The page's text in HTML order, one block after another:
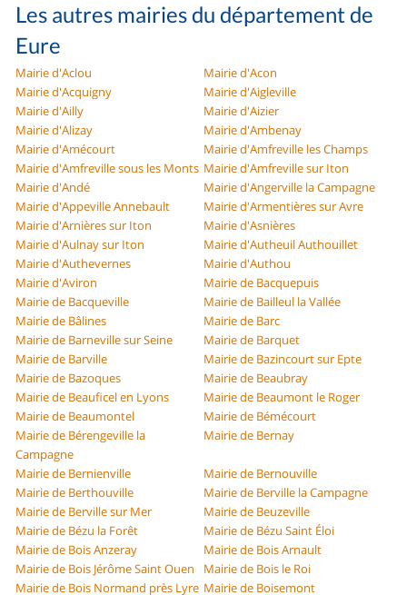
Les autres mairies du département de
Eure
Mairie d'Aclou
Mairie d'Acon
Mairie d'Acquigny
Mairie d'Aigleville
Mairie d'Ailly
Mairie d'Aizier
Mairie d'Alizay
Mairie d'Ambenay
Mairie d'Amécourt
Mairie d'Amfreville les Champs
Mairie d'Amfreville sous les Monts Mairie d'Amfreville sur Iton
Mairie d'Andé
Mairie d'Angerville la Campagne
Mairie d'Appeville Annebault
Mairie d'Armentières sur Avre
Mairie d'Arnières sur Iton
Mairie d'Asnières
Mairie d'Aulnay sur Iton
Mairie d'Autheuil Authouillet
Mairie d'Authevernes
Mairie d'Authou
Mairie d'Aviron
Mairie de Bacquepuis
Mairie de Bacqueville
Mairie de Bailleul la Vallée
Mairie de Bâlines
Mairie de Barc
Mairie de Barneville sur Seine
Mairie de Barquet
Mairie de Barville
Mairie de Bazincourt sur Epte
Mairie de Bazoques
Mairie de Beaubray
Mairie de Beauficel en Lyons
Mairie de Beaumont le Roger
Mairie de Beaumontel
Mairie de Bémécourt
Mairie de Bérengeville la
Campagne
Mairie de Bernay
Mairie de Bernienville
Mairie de Bernouville
Mairie de Berthouville
Mairie de Berville la Campagne
Mairie de Berville sur Mer
Mairie de Beuzeville
Mairie de Bézu la Forêt
Mairie de Bézu Saint Éloi
Mairie de Bois Anzeray
Mairie de Bois Arnault
Mairie de Bois Jérôme Saint Ouen
Mairie de Bois le Roi
Mairie de Bois Normand près Lyre Mairie de Boisemont